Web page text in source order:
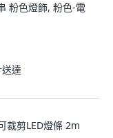
粉色燈飾, 粉色-電
達
裁剪LED燈條 2m